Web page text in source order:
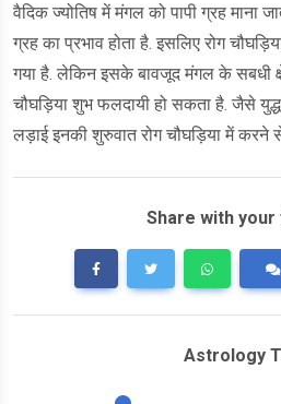
वैदिक ज्योतिष में मंगल को पापी ग्रह माना
ग्रह का प्रभाव होता है. इसलिए रोग
गया है. लेकिन इसके बावजूद मंगल के सबधी
चौघड़िया शुभ फलदायी हो सकता है. जैसे
लड़ाई इनकी शुरुवात रोग चौघड़िया में करने
Share with
Astrology